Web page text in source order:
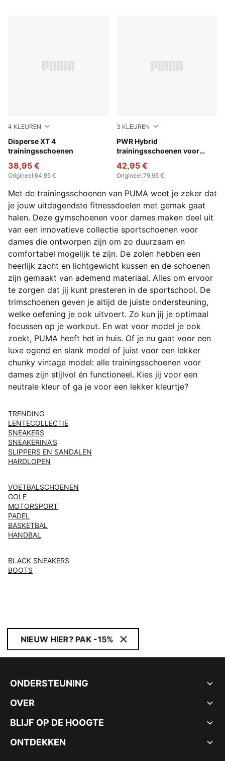
4 KLEUREN
Disperse XT 4
trainingsschoenen
PUMA White-Baltic Sea Blue
38,95 €
Origineel:64,95 €
3 KLEUREN
PWR Hybrid
trainingsschoenen voor
Electric Orchid-Plum Wine-
42,95 €
Origineel:79,95 €
Met de trainingsschoenen van PUMA weet je zeker dat
je jouw uitdagendste fitnessdoelen met gemak gaat
halen. Deze gymschoenen voor dames maken deel uit
van een innovatieve collectie sportschoenen voor
dames die ontworpen zijn om zo duurzaam en
comfortabel mogelijk te zijn. De zolen hebben een
heerlijk zacht en lichtgewicht kussen en de schoenen
zijn gemaakt van ademend materiaal. Alles om ervoor
te zorgen dat jij kunt presteren in de sportschool. De
trimschoenen geven je altijd de juiste ondersteuning,
welke oefening je ook uitvoert. Zo kun jij je optimaal
focussen op je workout. En wat voor model je ook
zoekt, PUMA heeft het in huis. Of je nu gaat voor een
luxe ogend en slank model of juist voor een lekker
chunky vintage model: alle trainingsschoenen voor
dames zijn stijlvol én functioneel. Kies jij voor een
neutrale kleur of ga je voor een lekker kleurtje?
TRENDING
LENTECOLLECTIE
SNEAKERS
SNEAKERINA'S
SLIPPERS EN SANDALEN
HARDLOPEN
VOETBALSCHOENEN
GOLF
MOTORSPORT
PADEL
BASKETBAL
HANDBAL
BLACK SNEAKERS
BOOTS
NIEUW HIER? PAK -15%
ONDERSTEUNING
OVER
BLIJF OP DE HOOGTE
ONTDEKKEN